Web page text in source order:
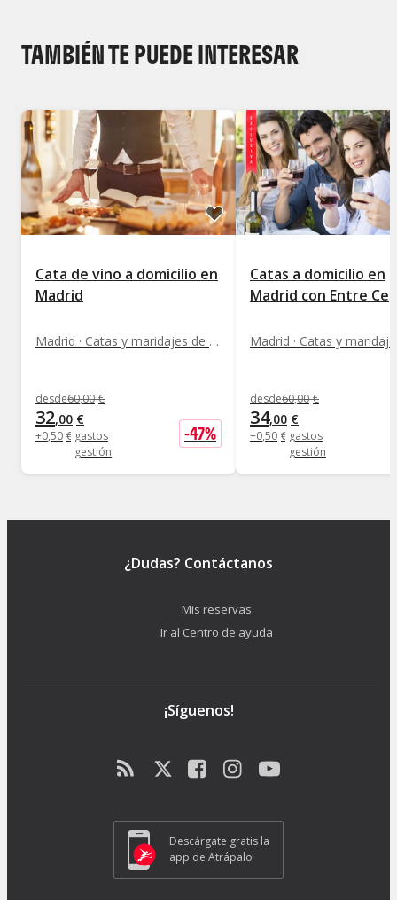
TAMBIÉN TE PUEDE INTERESAR
Cata de vino a domicilio en
Madrid
Madrid · Catas y maridajes de vinos
desde60,00 €
32,00 €
+0,50 € gastos
gestión
-47%
Catas a domicilio en
Madrid con Entre
desde60,00 €
34,00 €
+0,50 € gastos
gestión
¿Dudas? Contáctanos
Mis reservas
Ir al Centro de ayuda
¡Síguenos!
Descárgate gratis la
app de Atrápalo